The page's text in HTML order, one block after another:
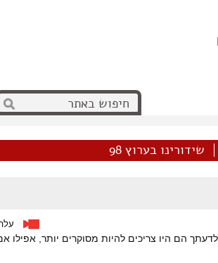
שידורינו בערוץ 98
עלה
הם היו צריכים להיות מסוקרים יותר, אפילו